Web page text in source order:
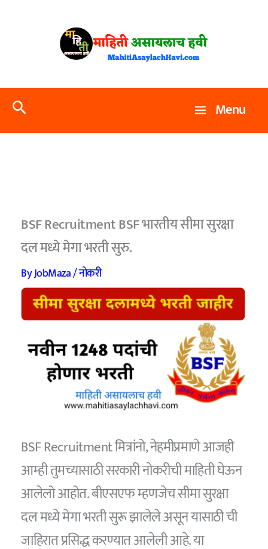
Search Menu
BSF Recruitment BSF भारतीय सीमा सुरक्षा
दल मध्ये मेगा भरती सुरु.
ByJobMaza/नोकरी
BSF Recruitment मित्रांनो, नेहमीप्रमाणे आजही
आम्ही तुमच्यासाठी सरकारी नोकरीची माहिती घेऊन
आलेलो आहोत. बीएसएफ म्हणजेच सीमा सुरक्षा
दल मध्ये मेगा भरती सुरू झालेले असून यासाठी ची
जाहिरात प्रसिद्ध करण्यात आलेली आहे. या